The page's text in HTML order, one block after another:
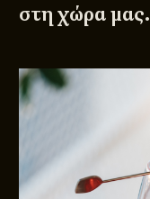
στη χώρα μας.